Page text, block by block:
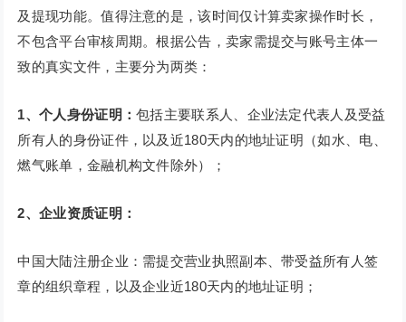
及提现功能。值得注意的是，该时间仅计算卖家操作时长，
不包含平台审核周期。根据公告，卖家需提交与账号主体一
致的真实文件，主要分为两类：
1、个人身份证明：包括主要联系人、企业法定代表人及受益
所有人的身份证件，以及近180天内的地址证明（如水、电、
燃气账单，金融机构文件除外）；
2、企业资质证明：
中国大陆注册企业：需提交营业执照副本、带受益所有人签
章的组织章程，以及企业近180天内的地址证明；